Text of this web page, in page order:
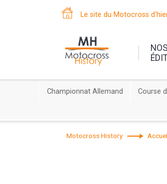
Le site du Motocross
NOS
Championnat Allemand Course
Motocross History